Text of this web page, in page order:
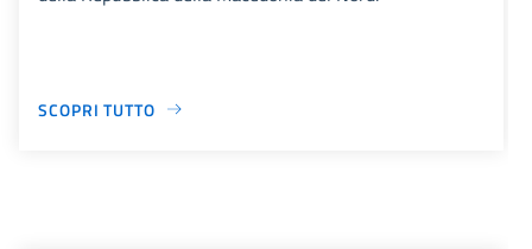
SCOPRI TUTTO